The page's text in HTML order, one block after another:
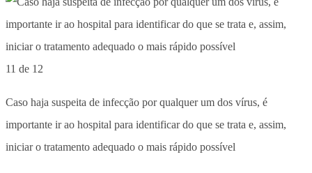
11 de 12
Caso haja suspeita de infecção por qualquer um dos vírus, é
importante ir ao hospital para identificar do que se trata e, assim,
iniciar o tratamento adequado o mais rápido possível